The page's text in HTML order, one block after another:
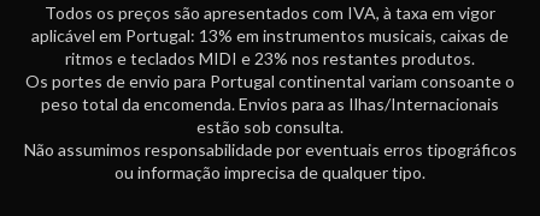
Todos os preços são apresentados com IVA, à taxa em vigor
aplicável em Portugal: 13% em instrumentos musicais, caixas de
ritmos e teclados MIDI e 23% nos restantes produtos.
Os portes de envio para Portugal continental variam consoante o
peso total da encomenda. Envios para as Ilhas/Internacionais
estão sob consulta.
Não assumimos responsabilidade por eventuais erros tipográficos
ou informação imprecisa de qualquer tipo.